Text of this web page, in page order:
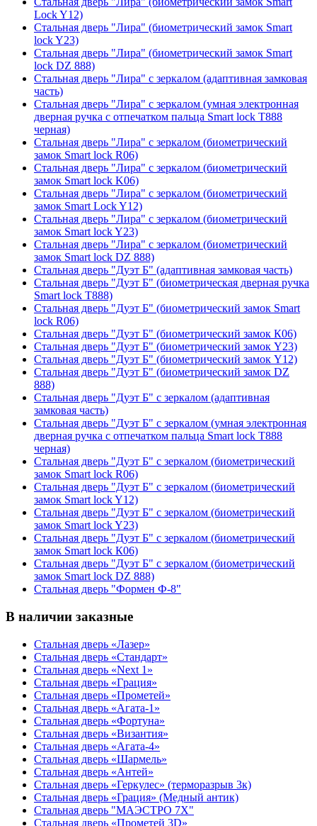
Lock Y12)
Стальная дверь "Лира" (биометрический замок Smart
lock Y23)
Стальная дверь "Лира" (биометрический замок Smart
lock DZ 888)
Стальная дверь "Лира" с зеркалом (адаптивная замковая
часть)
Стальная дверь "Лира" с зеркалом (умная электронная
дверная ручка с отпечатком пальца Smart lock T888
черная)
Стальная дверь "Лира" с зеркалом (биометрический
замок Smart lock R06)
Стальная дверь "Лира" с зеркалом (биометрический
замок Smart lock K06)
Стальная дверь "Лира" с зеркалом (биометрический
замок Smart Lock Y12)
Стальная дверь "Лира" с зеркалом (биометрический
замок Smart lock Y23)
Стальная дверь "Лира" с зеркалом (биометрический
замок Smart lock DZ 888)
Стальная дверь "Дуэт Б" (адаптивная замковая часть)
Стальная дверь "Дуэт Б" (биометрическая дверная ручка
Smart lock T888)
Стальная дверь "Дуэт Б" (биометрический замок Smart
lock R06)
Стальная дверь "Дуэт Б" (биометрический замок К06)
Стальная дверь "Дуэт Б" (биометрический замок Y23)
Стальная дверь "Дуэт Б" (биометрический замок Y12)
Стальная дверь "Дуэт Б" (биометрический замок DZ
888)
Стальная дверь "Дуэт Б" с зеркалом (адаптивная
замковая часть)
Стальная дверь "Дуэт Б" с зеркалом (умная электронная
дверная ручка с отпечатком пальца Smart lock T888
черная)
Стальная дверь "Дуэт Б" с зеркалом (биометрический
замок Smart lock R06)
Стальная дверь "Дуэт Б" с зеркалом (биометрический
замок Smart lock Y12)
Стальная дверь "Дуэт Б" с зеркалом (биометрический
замок Smart lock Y23)
Стальная дверь "Дуэт Б" с зеркалом (биометрический
замок Smart lock К06)
Стальная дверь "Дуэт Б" с зеркалом (биометрический
замок Smart lock DZ 888)
Стальная дверь "Формен Ф-8"
В наличии заказные
Стальная дверь «Лазер»
Стальная дверь «Стандарт»
Стальная дверь «Next 1»
Стальная дверь «Гpация»
Стальная дверь «Прометей»
Стальная дверь «Агата-1»
Стальная дверь «Фортуна»
Стальная дверь «Византия»
Стальная дверь «Агата-4»
Стальная дверь «Шармель»
Стальная дверь «Антей»
Стальная дверь «Геркулес» (терморазрыв 3к)
Стальная дверь «Грация» (Медный антик)
Стальная дверь "МАЭСТРО 7Х"
Стальная дверь «Прометей 3D»